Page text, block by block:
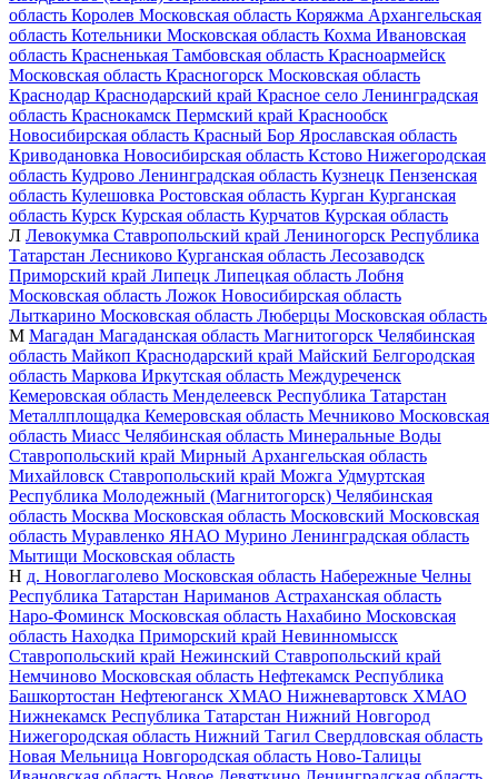
область Королев Московская область Коряжма Архангельская
область Котельники Московская область Кохма Ивановская
область Красненькая Тамбовская область Красноармейск
Московская область Красногорск Московская область
Краснодар Краснодарский край Красное село Ленинградская
область Краснокамск Пермский край Краснообск
Новосибирская область Красный Бор Ярославская область
Криводановка Новосибирская область Кстово Нижегородская
область Кудрово Ленинградская область Кузнецк Пензенская
область Кулешовка Ростовская область Курган Курганская
область Курск Курская область Курчатов Курская область
Л Левокумка Ставропольский край Лениногорск Республика
Татарстан Лесниково Курганская область Лесозаводск
Приморский край Липецк Липецкая область Лобня
Московская область Ложок Новосибирская область
Лыткарино Московская область Люберцы Московская область
М Магадан Магаданская область Магнитогорск Челябинская
область Майкоп Краснодарский край Майский Белгородская
область Маркова Иркутская область Междуреченск
Кемеровская область Менделеевск Республика Татарстан
Металлплощадка Кемеровская область Мечниково Московская
область Миасс Челябинская область Минеральные Воды
Ставропольский край Мирный Архангельская область
Михайловск Ставропольский край Можга Удмуртская
Республика Молодежный (Магнитогорск) Челябинская
область Москва Московская область Московский Московская
область Муравленко ЯНАО Мурино Ленинградская область
Мытищи Московская область
Н д. Новоглаголево Московская область Набережные Челны
Республика Татарстан Нариманов Астраханская область
Наро-Фоминск Московская область Нахабино Московская
область Находка Приморский край Невинномысск
Ставропольский край Нежинский Ставропольский край
Немчиново Московская область Нефтекамск Республика
Башкортостан Нефтеюганск ХМАО Нижневартовск ХМАО
Нижнекамск Республика Татарстан Нижний Новгород
Нижегородская область Нижний Тагил Свердловская область
Новая Мельница Новгородская область Ново-Талицы